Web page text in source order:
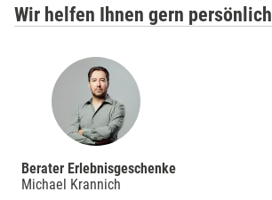
Wir helfen Ihnen gern persönlich
Berater Erlebnisgeschenke
Michael Krannich
Kronach
Landkreis Rostock